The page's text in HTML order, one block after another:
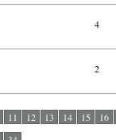
4
2
11 12 13 14 15 16